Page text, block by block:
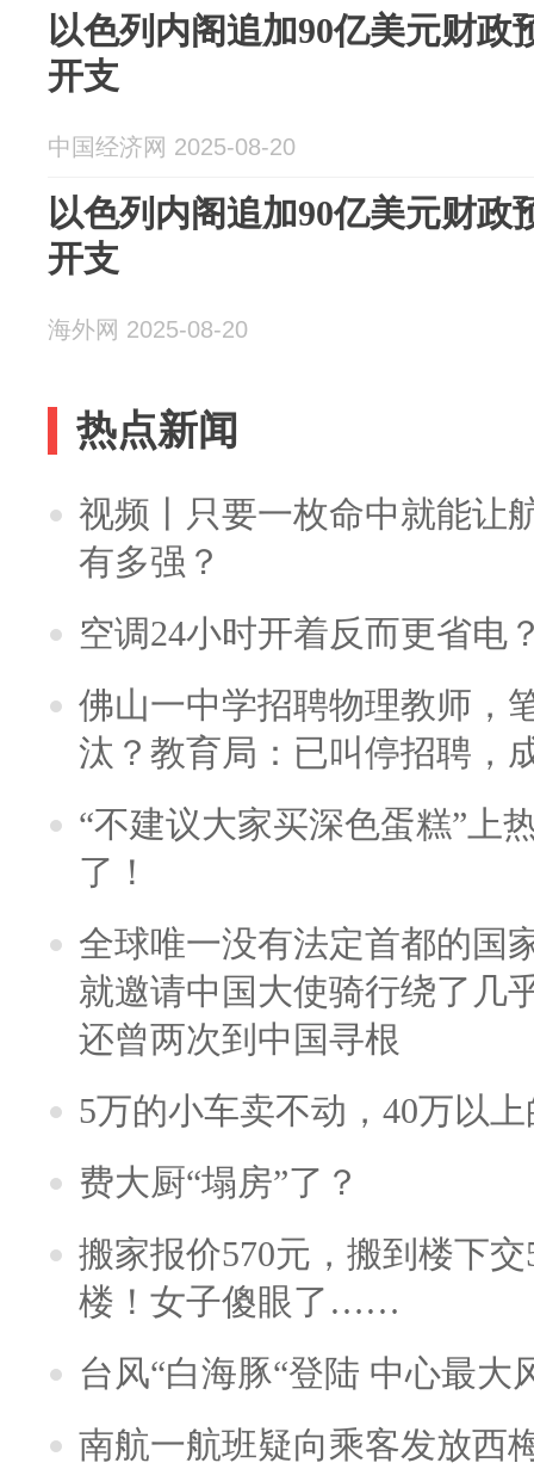
以色列内阁追加90亿美元财政
开支
中国经济网 2025-08-20
以色列内阁追加90亿美元财政
开支
海外网 2025-08-20
热点新闻
视频丨只要一枚命中就能让
有多强？
空调24小时开着反而更省电
佛山一中学招聘物理教师，
汰？教育局：已叫停招聘，
“不建议大家买深色蛋糕”上
了！
全球唯一没有法定首都的国
就邀请中国大使骑行绕了几
还曾两次到中国寻根
5万的小车卖不动，40万以
费大厨“塌房”了？
搬家报价570元，搬到楼下
楼！女子傻眼了……
台风“白海豚“登陆 中心最大
南航一航班疑向乘客发放西